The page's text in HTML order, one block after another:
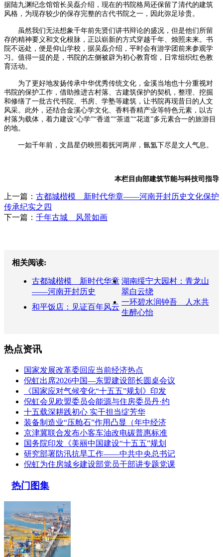
据陆九渊纪念馆馆长吴磊介绍，现在的书院格局还保留了清代的建筑
风格，为现存较少的保存完整的古代书院之一，因此弥足珍贵。
虽然我们无法想象千年前先贤们讲书辩论的盛况，但是他们所留
存的精神要义和文化根脉，正以崭新的方式穿越千年、烛照未来。书
院不远处，便是仰山学校，据吴磊介绍，平时会有游学团前来参观学
习。值得一提的是，书院的左侧被辟为初心教育馆，日常组织红色教
育活动。
为了更好地发扬传承中华优秀传统文化，金溪当地也十分重视对
书院的保护工作，借助推进古村落、古建筑保护的契机，整理、挖掘
和修缮了一批古代书院、书房、学塾等建筑，让书院再现昔日的人文
风采。此外，还结合金溪心学文化、香料香精产业等特色元素，以古
村落为载体，着力建设“心学”“香道”“茶道”“花道”多元素合一的旅游目
的地。
一如千年前，文昌星仍映照着抚河两岸，氤氲下尽是文人气息。
本栏目由部建筑节能与科技司指导
上一篇： 古都城楷模 新时代华章——河南开封历史文化保护
传承纪实之四
下一篇： 千年古城 风景如画
相关阅读:
古都城楷模 新时代华章
——河南开封历史
湖南绥宁大园村：青龙山
翠白云绕
和平饭店：见证百年风云
一环碧水润钟吾 人水共
生醉心怡
热点资讯
国家发展改革委回应当前经济热点
倪虹出席2026中国—东盟建设部长圆桌会议
《国家应对气候变化“十五五”规划》印发
倪虹会见欧盟委员会能源与住房委员丹·约
十五载深耕践初心 实干担当绽芳华
装备制造业“压舱石”作用凸显（年中经济
京津冀联合发布小客车油改电碳普惠标准
国务院印发《美丽中国建设“十五五”规划
研究部署防汛抗旱工作——中共中央总书记
倪虹为住房城乡建设部党员干部讲专题党课
热门图集